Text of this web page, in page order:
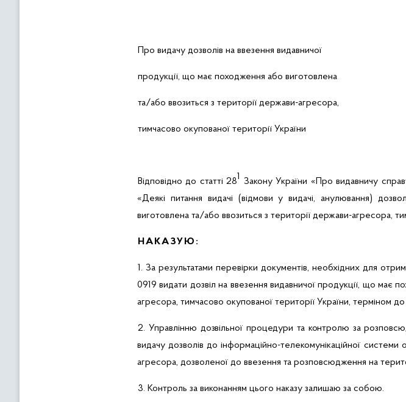
Про видачу дозволів на ввезення видавничої
продукції, що має походження або виготовлена
та/або ввозиться з території держави-агресора,
тимчасово окупованої території України
Відповідно до статті 281 Закону України «Про видавничу
«Деякі питання видачі (відмови у видачі, анулювання)
виготовлена та/або ввозиться з території держави-агресора,
НАКАЗУЮ:
1. За результатами перевірки документів, необхідних для
0919 видати дозвіл на ввезення видавничої продукції, що має
агресора, тимчасово окупованої території України, терміном
2. Управлінню дозвільної процедури та контролю за
видачу дозволів до інформаційно-телекомунікаційної системи
агресора, дозволеної до ввезення та розповсюдження на
3. Контроль за виконанням цього наказу залишаю за собою.